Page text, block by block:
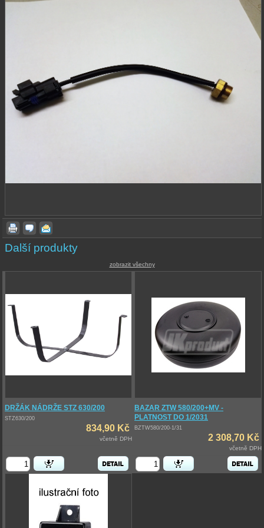
Další produkty
zobrazit všechny
DRŽÁK NÁDRŽE STZ 630/200
STZ630/200
834,90 Kč
včetně DPH
BAZAR ZTW 580/200+MV -
PLATNOST DO 1/2031
BZTW580/200-1/31
2 308,70 Kč
včetně DPH